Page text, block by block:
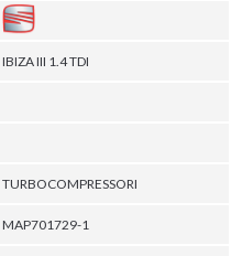
IBIZA III 1.4 TDI
TURBOCOMPRESSORI
MAP701729-1